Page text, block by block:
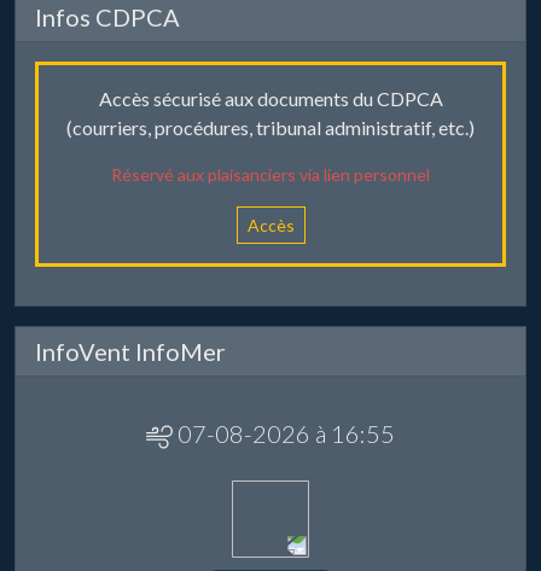
Infos CDPCA
Accès sécurisé aux documents du CDPCA
(courriers, procédures, tribunal administratif, etc.)
Réservé aux plaisanciers via lien personnel
Accès
InfoVent InfoMer
07-08-2026 à 16:55